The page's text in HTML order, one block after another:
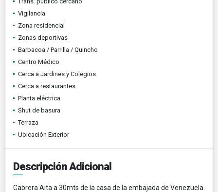
Vigilancia
Zona residencial
Zonas deportivas
Barbacoa / Parrilla / Quincho
Centro Médico
Cerca a Jardines y Colegios
Cerca a restaurantes
Planta eléctrica
Shut de basura
Terraza
Ubicación Exterior
Descripción Adicional
Cabrera Alta a 30mts de la casa de la embajada de Venezuela.